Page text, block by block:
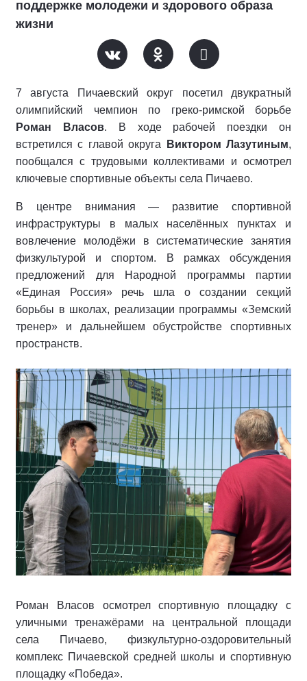
поддержке молодежи и здорового образа
жизни
7 августа Пичаевский округ посетил двукратный
олимпийский чемпион по греко‑римской борьбе
Роман Власов. В ходе рабочей поездки он
встретился с главой округа
Виктором Лазутиным,
пообщался с трудовыми коллективами и осмотрел
ключевые спортивные объекты села Пичаево.
В центре внимания — развитие спортивной
инфраструктуры в малых населённых пунктах и
вовлечение молодёжи в систематические занятия
физкультурой и спортом. В рамках обсуждения
предложений для Народной программы партии
«Единая Россия» речь шла о создании секций
борьбы в школах, реализации программы «Земский
тренер» и дальнейшем обустройстве спортивных
пространств.
Роман Власов осмотрел спортивную площадку с
уличными тренажёрами на центральной площади
села Пичаево, физкультурно‑оздоровительный
комплекс Пичаевской средней школы и спортивную
площадку «Победа».